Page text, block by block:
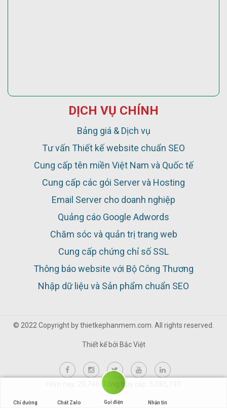
DỊCH VỤ CHÍNH
Bảng giá & Dịch vụ
Tư vấn Thiết kế website chuẩn SEO
Cung cấp tên miền Việt Nam và Quốc tế
Cung cấp các gói Server và Hosting
Email Server cho doanh nghiệp
Quảng cáo Google Adwords
Chăm sóc và quản trị trang web
Cung cấp chứng chỉ số SSL
Thông báo website với Bộ Công Thương
Nhập dữ liệu và Sản phẩm chuẩn SEO
© 2022 Copyright by thietkephanmem.com. All rights reserved.
Thiết kế bởi Bắc Việt
Hôm nay: 29,748 Tổng truy cập: 5,085,193
Chỉ đường Chát Zalo Gọi điện Nhắn tin